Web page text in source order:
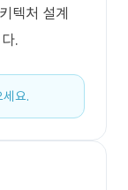
텍처 설계
.
요.